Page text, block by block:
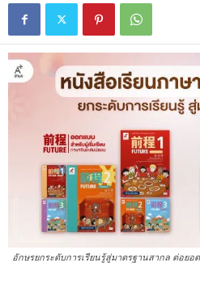
อักษรยกระดับการเรียนรู้สู่มาตรฐานสากล ต่อยอ